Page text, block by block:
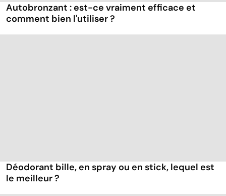
Autobronzant : est-ce vraiment efficace et
comment bien l'utiliser ?
Déodorant bille, en spray ou en stick, lequel est
le meilleur ?